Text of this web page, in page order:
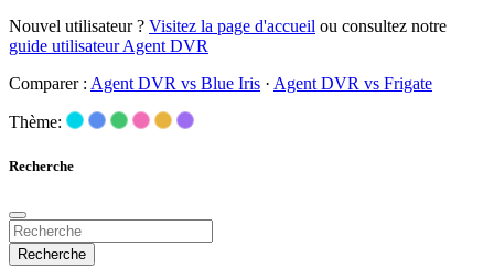
Nouvel utilisateur ? Visitez la page d'accueil ou consultez notre
guide utilisateur Agent DVR
Comparer : Agent DVR vs Blue Iris · Agent DVR vs Frigate
Thème:
Recherche
Recherche